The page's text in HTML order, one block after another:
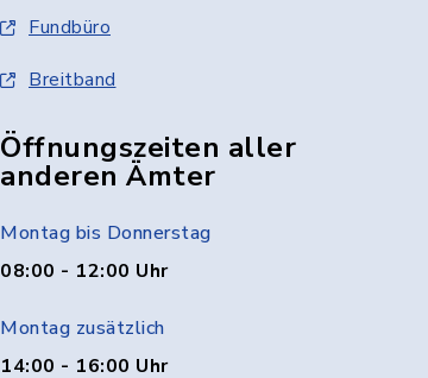
Fundbüro
Breitband
Öffnungszeiten aller
anderen Ämter
Montag bis Donnerstag
08:00 - 12:00 Uhr
Montag zusätzlich
14:00 - 16:00 Uhr